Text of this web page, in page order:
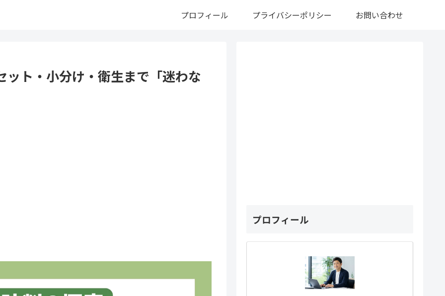
プロフィール プライバシーポリシー お問い合わせ
ト・小分け・衛生まで「迷わな
プロフィール